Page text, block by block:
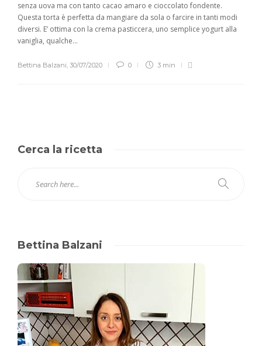
senza uova ma con tanto cacao amaro e cioccolato fondente.
Questa torta è perfetta da mangiare da sola o farcire in tanti modi
diversi. E’ ottima con la crema pasticcera, uno semplice yogurt alla
vaniglia, qualche...
Bettina Balzani, 30/07/2020 0 3 min
Cerca la ricetta
Bettina Balzani